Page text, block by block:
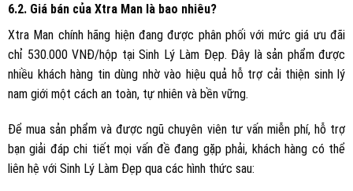
6.2. Giá bán của Xtra Man là bao nhiêu?
Xtra Man chính hãng hiện đang được phân phối với mức giá ưu đãi
chỉ 530.000 VNĐ/hộp tại Sinh Lý Làm Đẹp. Đây là sản phẩm được
nhiều khách hàng tin dùng nhờ vào hiệu quả hỗ trợ cải thiện sinh lý
nam giới một cách an toàn, tự nhiên và bền vững.
Để mua sản phẩm và được ngũ chuyên viên tư vấn miễn phí, hỗ trợ
bạn giải đáp chi tiết mọi vấn đề đang gặp phải, khách hàng có thể
liên hệ với Sinh Lý Làm Đẹp qua các hình thức sau: